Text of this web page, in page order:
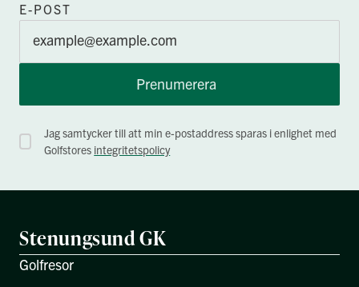
E-POST
Prenumerera
Jag samtycker till att min e-postaddress sparas i enlighet med
Golfstores integritetspolicy
Stenungsund GK
Golfresor